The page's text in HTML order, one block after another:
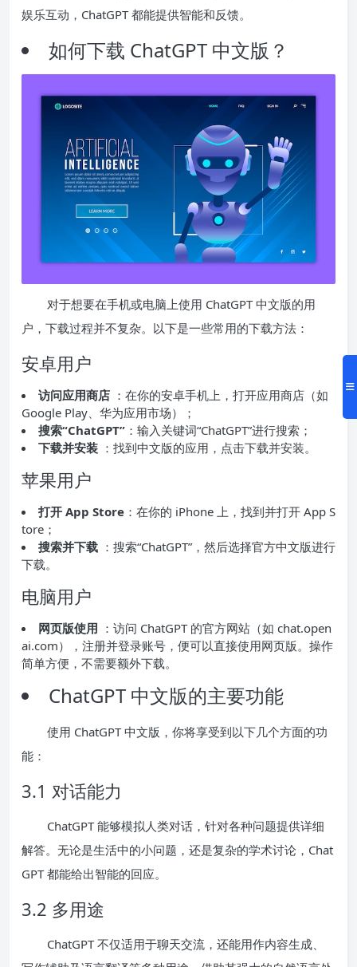
娱乐互动，ChatGPT 都能提供智能和反馈。
如何下载 ChatGPT 中文版？
对于想要在手机或电脑上使用 ChatGPT 中文版的用
户，下载过程并不复杂。以下是一些常用的下载方法：
安卓用户
访问应用商店 ：在你的安卓手机上，打开应用商店（如
Google Play、华为应用市场）；
搜索“ChatGPT” ：输入关键词“ChatGPT”进行搜索；
下载并安装 ：找到中文版的应用，点击下载并安装。
苹果用户
打开 App Store ：在你的 iPhone 上，找到并打开 App S
tore；
搜索并下载 ：搜索“ChatGPT”，然后选择官方中文版进行
下载。
电脑用户
网页版使用 ：访问 ChatGPT 的官方网站（如 chat.open
ai.com），注册并登录账号，便可以直接使用网页版。操作
简单方便，不需要额外下载。
ChatGPT 中文版的主要功能
使用 ChatGPT 中文版，你将享受到以下几个方面的功
能：
3.1 对话能力
ChatGPT 能够模拟人类对话，针对各种问题提供详细
解答。无论是生活中的小问题，还是复杂的学术讨论，Chat
GPT 都能给出智能的回应。
3.2 多用途
ChatGPT 不仅适用于聊天交流，还能用作内容生成、